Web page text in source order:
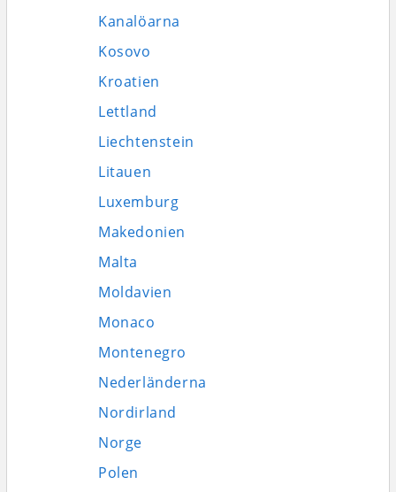
Kanalöarna
Kosovo
Kroatien
Lettland
Liechtenstein
Litauen
Luxemburg
Makedonien
Malta
Moldavien
Monaco
Montenegro
Nederländerna
Nordirland
Norge
Polen